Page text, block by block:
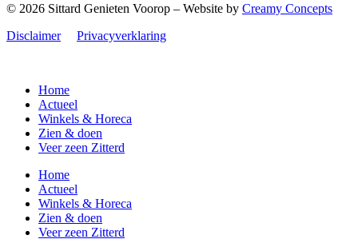
© 2026 Sittard Genieten Voorop – Website by Creamy Concepts
Disclaimer
Privacyverklaring
Home
Actueel
Winkels & Horeca
Zien & doen
Veer zeen Zitterd
Home
Actueel
Winkels & Horeca
Zien & doen
Veer zeen Zitterd